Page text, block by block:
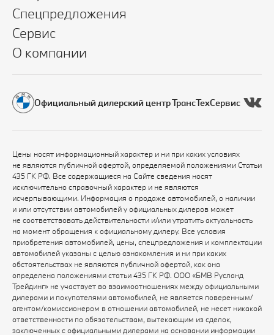
Спецпредложения
Сервис
О компании
Официальный дилерский центр ТрансТехСервис
Цены носят информационный характер и ни при каких условиях
не являются публичной офертой, определяемой положениями Статьи
435 ГК РФ. Все содержащиеся на Сайте сведения носят
исключительно справочный характер и не являются
исчерпывающими. Информация о продаже автомобилей, о наличии
и или отсутствии автомобилей у официальных дилеров может
не соответствовать действительности и/или утратить актуальность
на момент обращения к официальному дилеру. Все условия
приобретения автомобилей, цены, спецпредложения и комплектации
автомобилей указаны с целью ознакомления и ни при каких
обстоятельствах не являются публичной офертой, как она
определена положениями статьи 435 ГК РФ. ООО «БМВ Русланд
Трейдинг» не участвует во взаимоотношениях между официальными
дилерами и покупателями автомобилей, не является поверенным/
агентом/комиссионером в отношении автомобилей, не несет никакой
ответственности по обязательствам, вытекающим из сделок,
заключенных с официальными дилерами на основании информации